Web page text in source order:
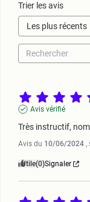
Trier les avis
Avis vérifié
Très instructif,
Avis du 10/06/2024 ,
Utile(0)Signaler